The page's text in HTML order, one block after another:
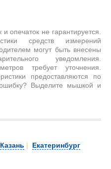
опечаток не гарантируется.
средств измерений
могут быть внесены
уведомления.
требует уточнения.
предоставляются по
Выделите мышкой и
Казань | Екатеринбург